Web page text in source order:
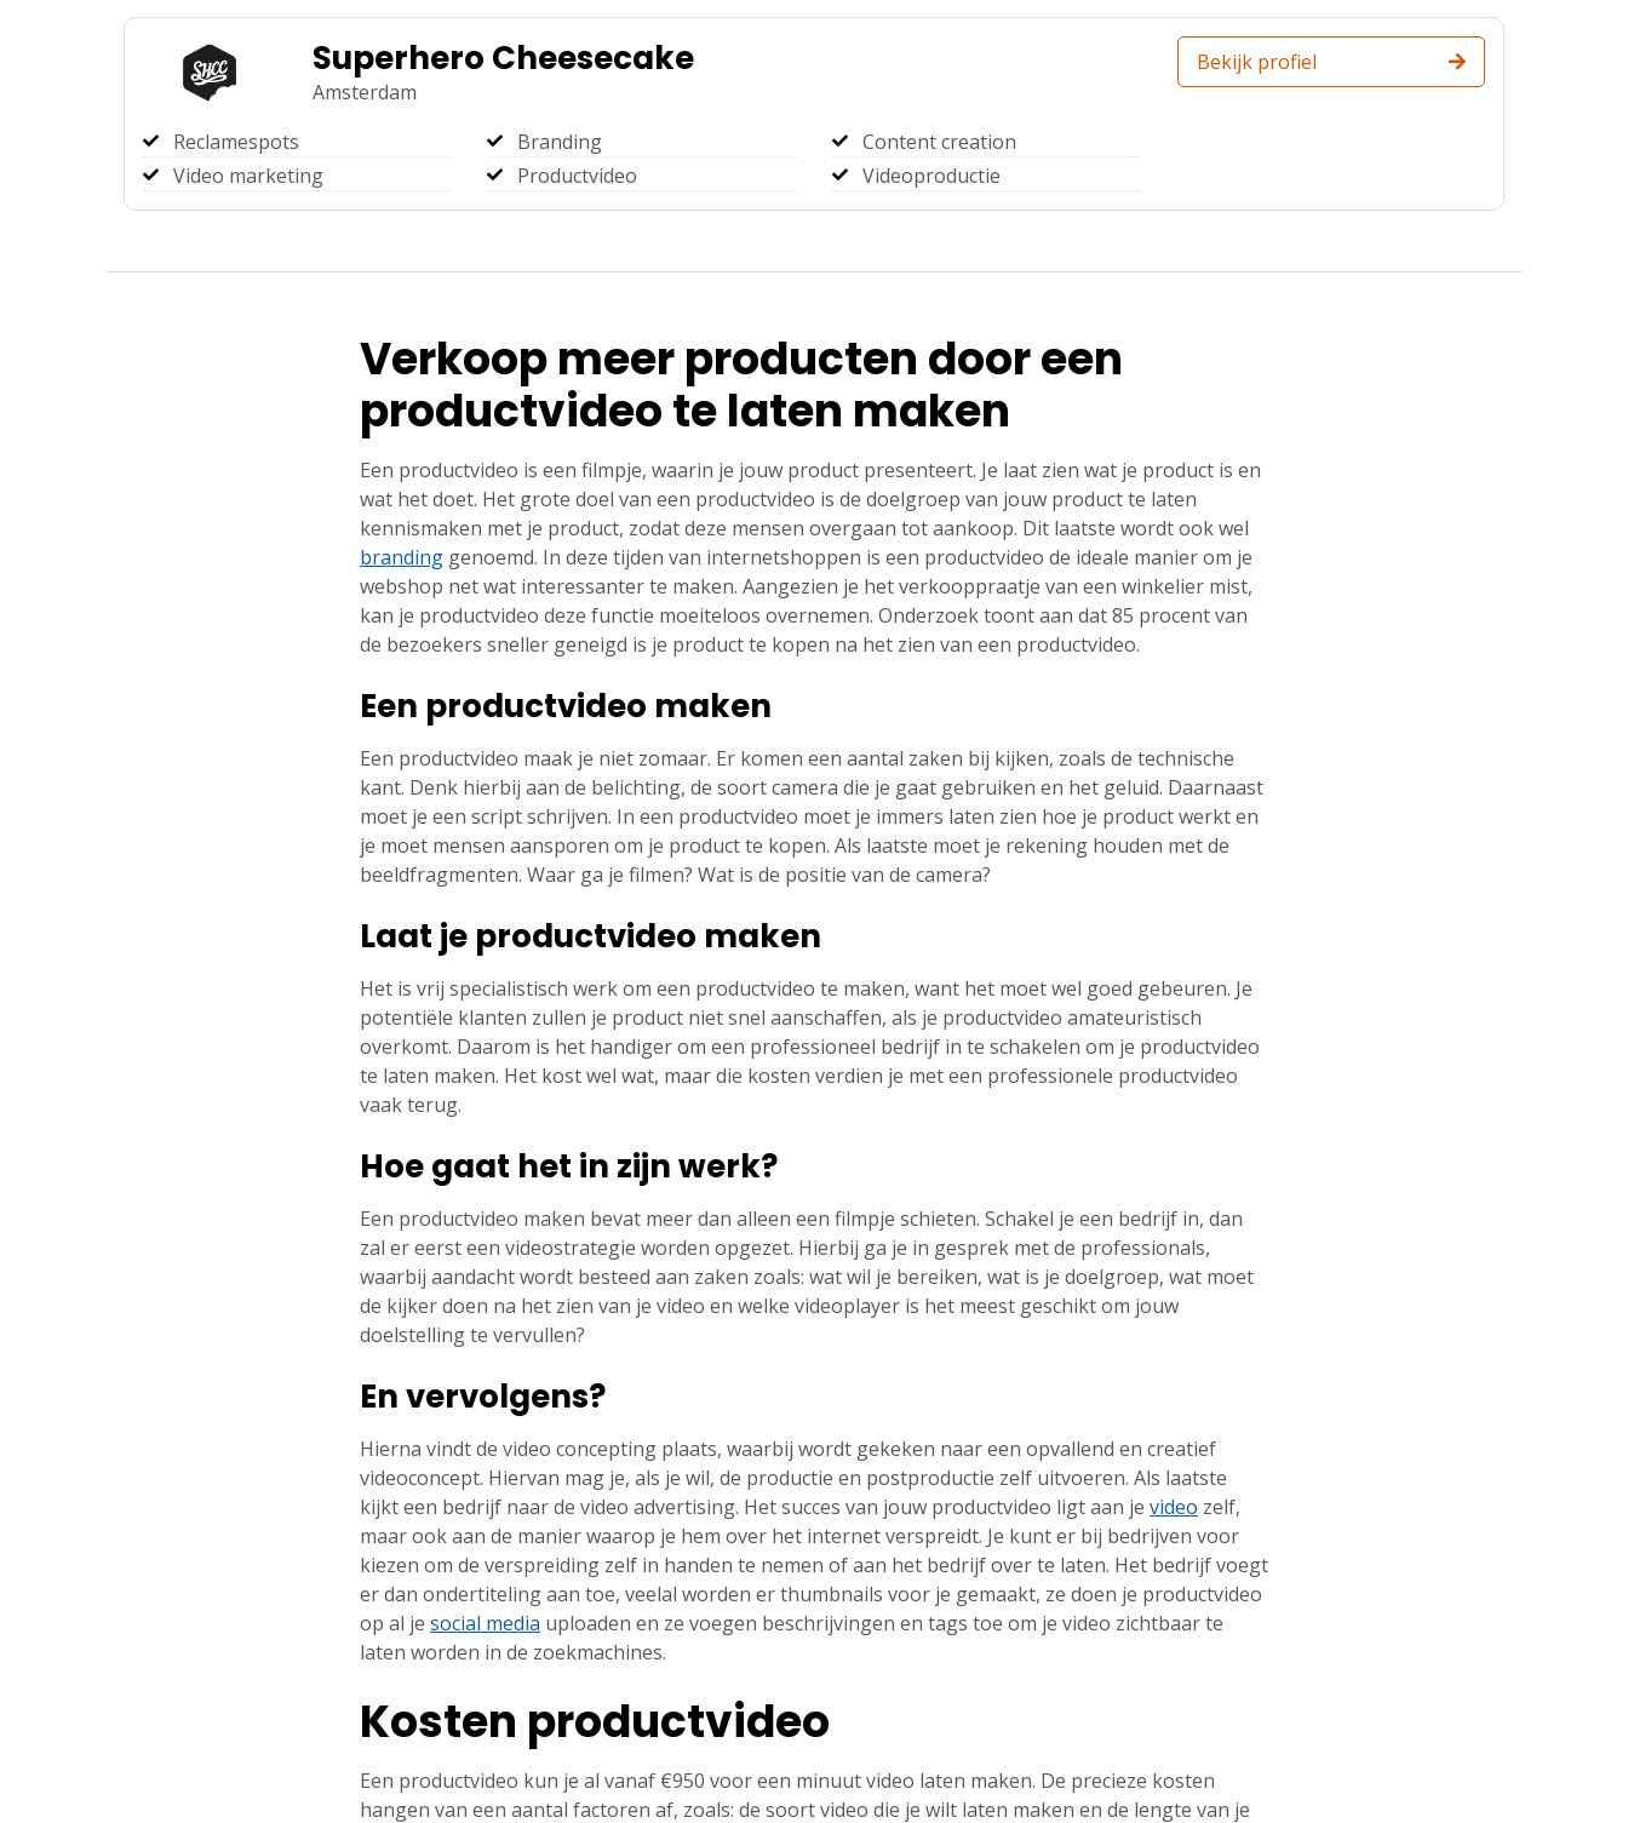
Superhero Cheesecake
Amsterdam
Reclamespots
Branding
Content creation
Video marketing
Productvideo Videoproductie
Bekijk profiel
Verkoop meer producten door een
productvideo te laten maken
Een productvideo is een filmpje, waarin je jouw product presenteert. Je laat zien wat je product is en
wat het doet. Het grote doel van een productvideo is de doelgroep van jouw product te laten
kennismaken met je product, zodat deze mensen overgaan tot aankoop. Dit laatste wordt ook wel
branding genoemd. In deze tijden van internetshoppen is een productvideo de ideale manier om je
webshop net wat interessanter te maken. Aangezien je het verkooppraatje van een winkelier mist,
kan je productvideo deze functie moeiteloos overnemen. Onderzoek toont aan dat 85 procent van
de bezoekers sneller geneigd is je product te kopen na het zien van een productvideo.
Een productvideo maken
Een productvideo maak je niet zomaar. Er komen een aantal zaken bij kijken, zoals de technische
kant. Denk hierbij aan de belichting, de soort camera die je gaat gebruiken en het geluid. Daarnaast
moet je een script schrijven. In een productvideo moet je immers laten zien hoe je product werkt en
je moet mensen aansporen om je product te kopen. Als laatste moet je rekening houden met de
beeldfragmenten. Waar ga je filmen? Wat is de positie van de camera?
Laat je productvideo maken
Het is vrij specialistisch werk om een productvideo te maken, want het moet wel goed gebeuren. Je
potentiële klanten zullen je product niet snel aanschaffen, als je productvideo amateuristisch
overkomt. Daarom is het handiger om een professioneel bedrijf in te schakelen om je productvideo
te laten maken. Het kost wel wat, maar die kosten verdien je met een professionele productvideo
vaak terug.
Hoe gaat het in zijn werk?
Een productvideo maken bevat meer dan alleen een filmpje schieten. Schakel je een bedrijf in, dan
zal er eerst een videostrategie worden opgezet. Hierbij ga je in gesprek met de professionals,
waarbij aandacht wordt besteed aan zaken zoals: wat wil je bereiken, wat is je doelgroep, wat moet
de kijker doen na het zien van je video en welke videoplayer is het meest geschikt om jouw
doelstelling te vervullen?
En vervolgens?
Hierna vindt de video concepting plaats, waarbij wordt gekeken naar een opvallend en creatief
videoconcept. Hiervan mag je, als je wil, de productie en postproductie zelf uitvoeren. Als laatste
kijkt een bedrijf naar de video advertising. Het succes van jouw productvideo ligt aan je video zelf,
maar ook aan de manier waarop je hem over het internet verspreidt. Je kunt er bij bedrijven voor
kiezen om de verspreiding zelf in handen te nemen of aan het bedrijf over te laten. Het bedrijf voegt
er dan ondertiteling aan toe, veelal worden er thumbnails voor je gemaakt, ze doen je productvideo
op al je social media uploaden en ze voegen beschrijvingen en tags toe om je video zichtbaar te
laten worden in de zoekmachines.
Kosten productvideo
Een productvideo kun je al vanaf €950 voor een minuut video laten maken. De precieze kosten
hangen van een aantal factoren af, zoals: de soort video die je wilt laten maken en de lengte van je